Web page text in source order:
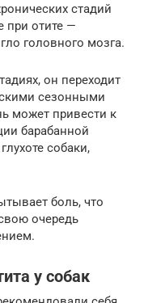
стадий
при отите —
головного мозга.
он переходит
сезонными
может привести к
барабанной
собаки,
боль, что
очередь
у собак